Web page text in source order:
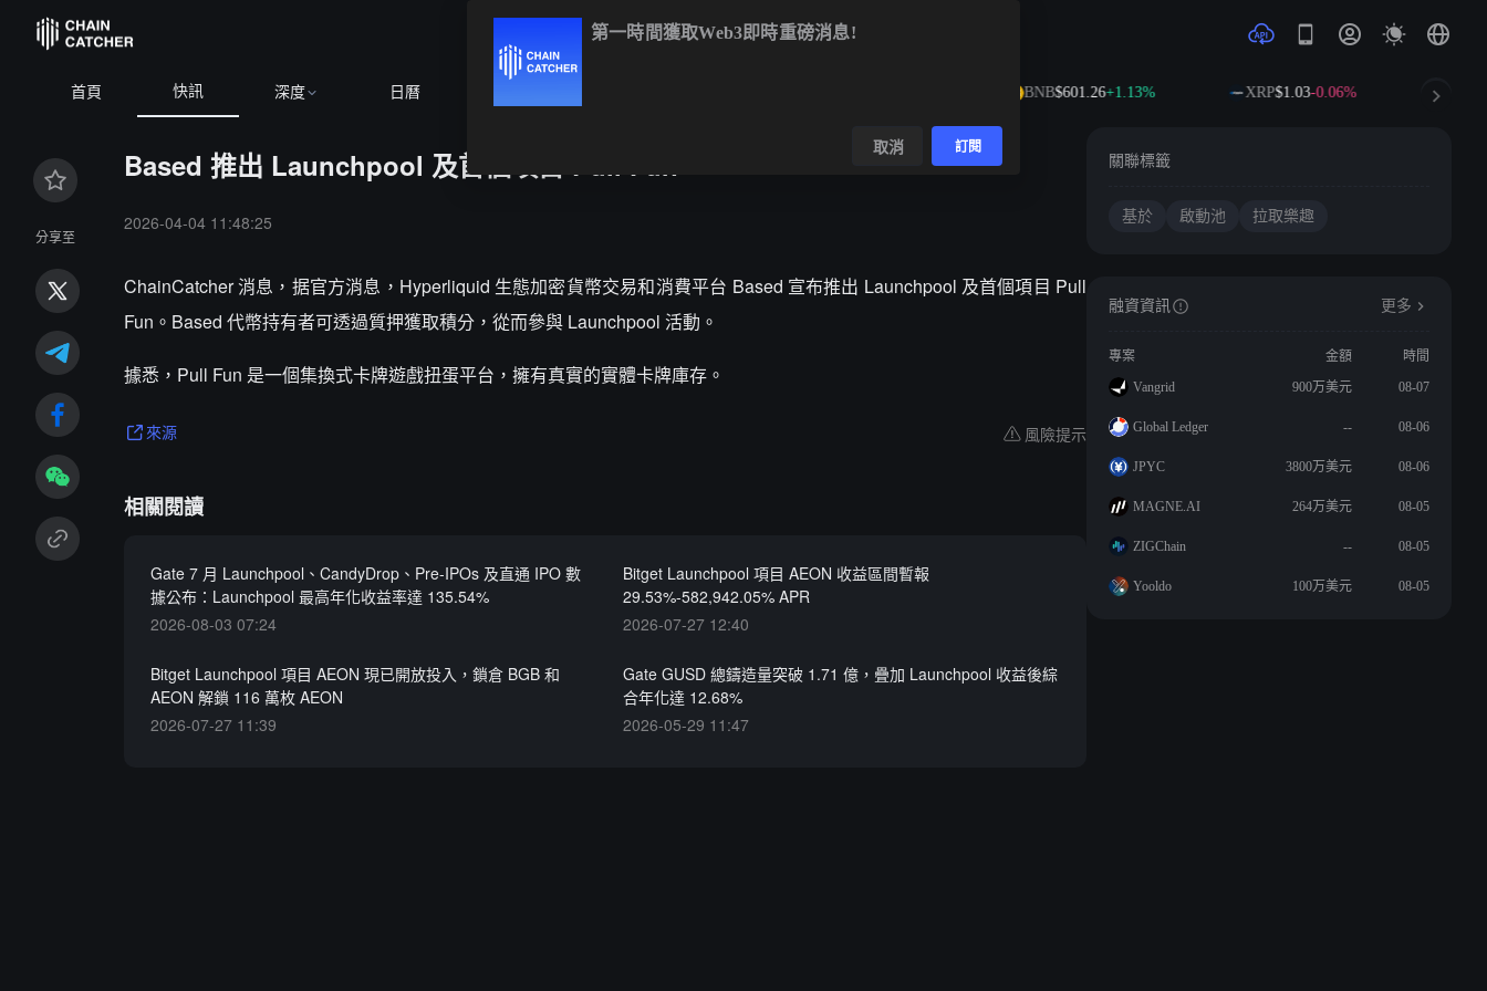
首頁 快訊 深度 日曆 BNB$601.26+1.13% XRP$1.03-0.06%
分享至
Based 推出 Launchpool 及首個項目 Pull Fun
2026-04-04 11:48:25
ChainCatcher 消息，据官方消息，Hyperliquid 生態加密貨幣交易和消費平台 Based 宣布推出 Launchpool 及首個項目 Pull
Fun。Based 代幣持有者可透過質押獲取積分，從而參與 Launchpool 活動。
據悉，Pull Fun 是一個集換式卡牌遊戲扭蛋平台，擁有真實的實體卡牌庫存。
來源 風險提示
相關閱讀
Gate 7 月 Launchpool、CandyDrop、Pre-IPOs 及直通 IPO 數
據公布：Launchpool 最高年化收益率達 135.54%
2026-08-03 07:24
Bitget Launchpool 項目 AEON 收益區間暫報
29.53%-582,942.05% APR
2026-07-27 12:40
Bitget Launchpool 項目 AEON 現已開放投入，鎖倉 BGB 和
AEON 解鎖 116 萬枚 AEON
2026-07-27 11:39
Gate GUSD 總鑄造量突破 1.71 億，疊加 Launchpool 收益後綜
合年化達 12.68%
2026-05-29 11:47
關聯標籤
基於 啟動池 拉取樂趣
融資資訊 更多
專案 金額
時間
Vangrid
900万美元 08-07
Global Ledger -- 08-06
JPYC 3800万美元 08-06
MAGNE.AI 264万美元 08-05
ZIGChain -- 08-05
Yooldo 100万美元 08-05
第一時間獲取Web3即時重磅消息!
取消 訂閱